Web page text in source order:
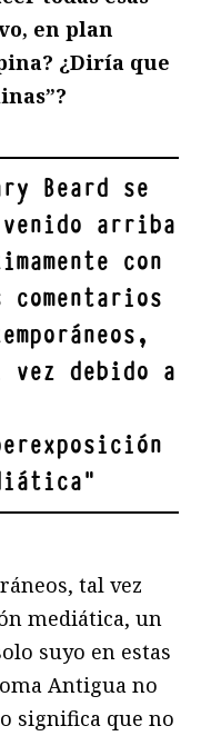
en plan
¿Diría que
Beard se
arriba
con
comentarios
debido a
"
tal vez
mediática, un
suyo en estas
Antigua no
significa que no